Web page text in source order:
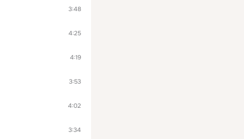
3:48
4:25
4:19
3:53
4:02
3:34